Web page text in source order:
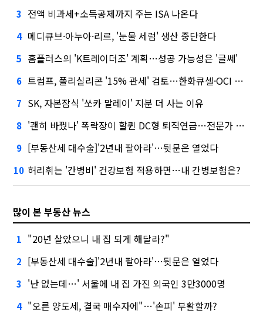
3 전액 비과세+소득공제까지 주는 ISA 나온다
4 메디큐브·아누아·리르, '눈물 세럼' 생산 중단한다
5 홈플러스의 'K트레이더조' 계획…성공 가능성은 '글쎄'
6 트럼프, 폴리실리콘 '15% 관세' 검토…한화큐셀·OCI 영향은?
7 SK, 자본잠식 '쏘카 말레이' 지분 더 사는 이유
8 '괜히 바꿨나' 폭락장이 할퀸 DC형 퇴직연금…전문가 조언은
9 [부동산세 대수술]'2년내 팔아라'…뒷문은 열었다
10 허리휘는 '간병비' 건강보험 적용하면…내 간병보험은?
많이 본 부동산 뉴스
1 "20년 살았으니 내 집 되게 해달라?"
2 [부동산세 대수술]'2년내 팔아라'…뒷문은 열었다
3 '난 없는데…' 서울에 내 집 가진 외국인 3만3000명
4 "오른 양도세, 결국 매수자에"…'손피' 부활할까?